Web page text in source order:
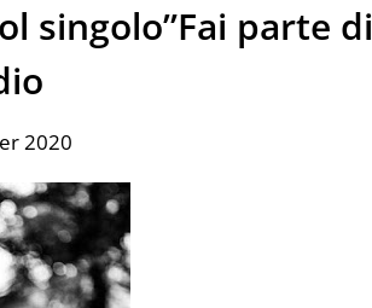
singolo”Fai parte di
2020